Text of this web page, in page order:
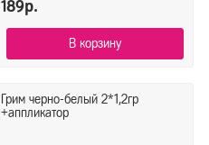
189р.
В корзину
Грим черно-белый 2*1,2гр
+аппликатор